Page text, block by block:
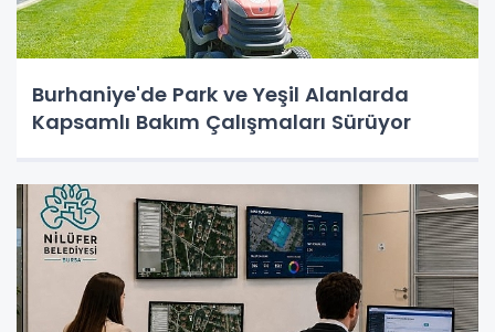
Burhaniye'de Park ve Yeşil Alanlarda
Kapsamlı Bakım Çalışmaları Sürüyor